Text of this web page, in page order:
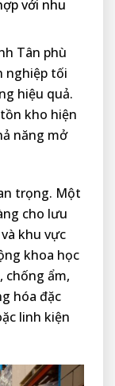
với nhu
Tân phù
nghiệp tối
hiệu quả.
kho hiện
năng mở
trọng. Một
cho lưu
khu vực
khoa học
chống ẩm,
hóa đặc
linh kiện